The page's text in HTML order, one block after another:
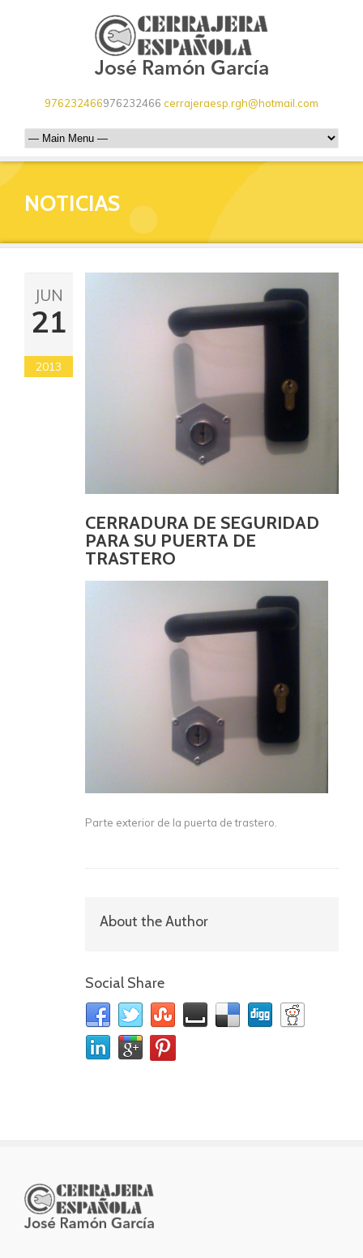
976232466976232466 cerrajeraesp.rgh@hotmail.com
NOTICIAS
JUN
21
2013
CERRADURA DE SEGURIDAD
PARA SU PUERTA DE
TRASTERO
Parte exterior de la puerta de trastero.
About the Author
Social Share